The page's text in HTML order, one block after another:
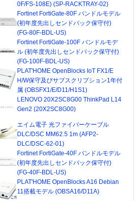
0F/FS-108E) (SP-RACKTRAY-02)
Fortinet FortiGate-80F バンドルモデル
(初年度先出しセンドバック保守付)
(FG-80F-BDL-US)
Fortinet FortiGate-100F バンドルモデ
ル (初年度先出しセンドバック保守付)
(FG-100F-BDL-US)
PLAT'HOME OpenBlocks IoT FX1/E
H/W保守及びサブスクリプション1年付
属 (OBSFX1/E/D11/H1S1)
LENOVO 20X2SC8G00 ThinkPad L14
Gen2 (20X2SC8G00)
エイム電子 光ファイバーケーブル
DLC/DSC MM62.5 1m (AFP2-
DLC/DSC-62-01)
Fortinet FortiGate-40F バンドルモデル
(初年度先出しセンドバック保守付)
(FG-40F-BDL-US)
PLAT'HOME OpenBlocks A16 Debian
11搭載モデル (OBSA16/D11A)